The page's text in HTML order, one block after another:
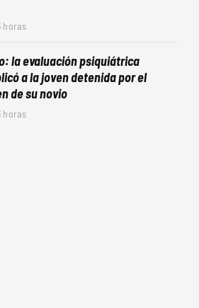
horas
la evaluación psiquiátrica
a la joven detenida por el
de su novio
horas